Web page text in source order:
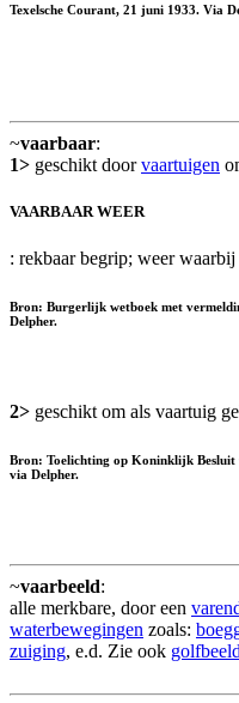
Texelsche Courant, 21 juni 1933. Via
~vaarbaar:
1> geschikt doorvaartuigen
VAARBAAR WEER
: rekbaar begrip; weer waarbij
Bron: Burgerlijk wetboek met
Delpher.
2> geschikt om als vaartuig
Bron: Toelichting op Koninklijk Besluit
via Delpher.
~vaarbeeld:
alle merkbare, door een
waterbewegingen zoals:
zuiging, e.d. Zie ook golfbeeld